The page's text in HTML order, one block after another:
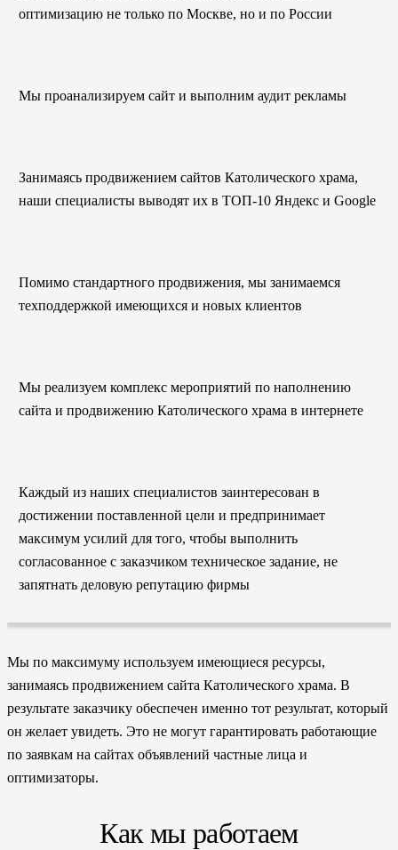
оптимизацию не только по Москве, но и по России
Мы проанализируем сайт и выполним аудит рекламы
Занимаясь продвижением сайтов Католического храма,
наши специалисты выводят их в ТОП-10 Яндекс и Google
Помимо стандартного продвижения, мы занимаемся
техподдержкой имеющихся и новых клиентов
Мы реализуем комплекс мероприятий по наполнению
сайта и продвижению Католического храма в интернете
Каждый из наших специалистов заинтересован в
достижении поставленной цели и предпринимает
максимум усилий для того, чтобы выполнить
согласованное с заказчиком техническое задание, не
запятнать деловую репутацию фирмы
Мы по максимуму используем имеющиеся ресурсы,
занимаясь продвижением сайта Католического храма. В
результате заказчику обеспечен именно тот результат, который
он желает увидеть. Это не могут гарантировать работающие
по заявкам на сайтах объявлений частные лица и
оптимизаторы.
Как мы работаем